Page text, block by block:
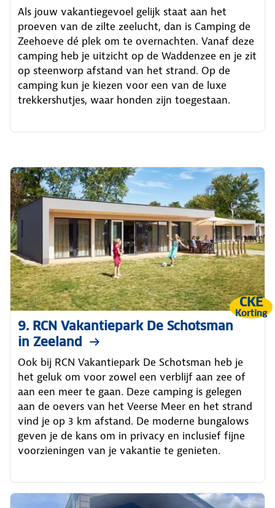
Als jouw vakantiegevoel gelijk staat aan het
proeven van de zilte zeelucht, dan is Camping de
Zeehoeve dé plek om te overnachten. Vanaf deze
camping heb je uitzicht op de Waddenzee en je zit
op steenworp afstand van het strand. Op de
camping kun je kiezen voor een van de luxe
trekkershutjes, waar honden zijn toegestaan.
CKE
Korting
9. RCN Vakantiepark De Schotsman
in Zeeland
Ook bij RCN Vakantiepark De Schotsman heb je
het geluk om voor zowel een verblijf aan zee of
aan een meer te gaan. Deze camping is gelegen
aan de oevers van het Veerse Meer en het strand
vind je op 3 km afstand. De moderne bungalows
geven je de kans om in privacy en inclusief fijne
voorzieningen van je vakantie te genieten.